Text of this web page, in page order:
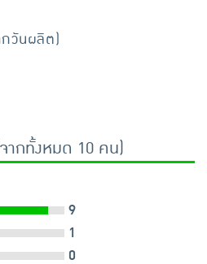
วันผลิต)
ากทั้งหมด 10 คน)
9
1
0